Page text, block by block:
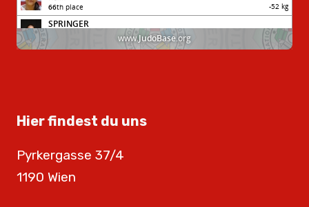
Hier findest du uns
Pyrkergasse 37/4
1190 Wien